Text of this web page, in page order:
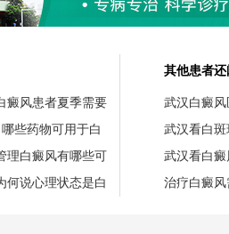
癜风患者夏季需要
些药物可用于白
理白癜风有哪些可
何说心理状态是白
其他患者
武汉白癜
武汉看白
武汉看白
治疗白癜